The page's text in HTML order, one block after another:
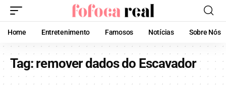
Home Entretenimento Famosos Notícias Sobre Nós
Tag:remover dados do Escavador